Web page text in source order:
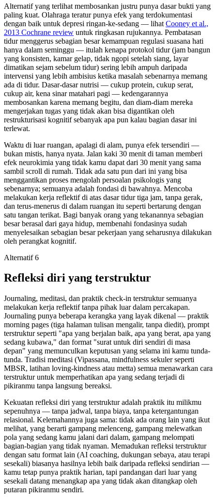
Alternatif yang terlihat membosankan justru punya dasar bukti yang
paling kuat. Olahraga teratur punya efek yang terdokumentasi
dengan baik untuk depresi ringan-ke-sedang — lihat Cooney et al.,
2013 Cochrane review untuk ringkasan rujukannya. Pembatasan
tidur menggerus sebagian besar kemampuan regulasi suasana hati
hanya dalam seminggu — itulah kenapa protokol tidur (jam bangun
yang konsisten, kamar gelap, tidak ngopi setelah siang, layar
dimatikan sejam sebelum tidur) sering lebih ampuh daripada
intervensi yang lebih ambisius ketika masalah sebenarnya memang
ada di tidur. Dasar-dasar nutrisi — cukup protein, cukup serat,
cukup air, kena sinar matahari pagi — kedengarannya
membosankan karena memang begitu, dan diam-diam mereka
mengerjakan tugas yang tidak akan bisa digantikan oleh
restrukturisasi kognitif sebanyak apa pun kalau bagian dasar ini
terlewat.
Waktu di luar ruangan, apalagi di alam, punya efek tersendiri —
bukan mistis, hanya nyata. Jalan kaki 30 menit di taman memberi
efek neurokimia yang tidak kamu dapat dari 30 menit yang sama
sambil scroll di rumah. Tidak ada satu pun dari ini yang bisa
menggantikan proses mengolah persoalan psikologis yang
sebenarnya; semuanya adalah fondasi di bawahnya. Mencoba
melakukan kerja reflektif di atas dasar tidur tiga jam, tanpa gerak,
dan terus-menerus di dalam ruangan itu seperti bertarung dengan
satu tangan terikat. Bagi banyak orang yang tekanannya sebagian
besar berasal dari gaya hidup, membenahi fondasinya sudah
menyelesaikan sebagian besar pekerjaan yang seharusnya dilakukan
oleh perangkat kognitif.
Alternatif 6
Refleksi diri yang terstruktur
Journaling, meditasi, dan praktik check-in terstruktur semuanya
melakukan kerja reflektif tanpa pihak luar dalam percakapan.
Journaling punya beberapa kerangka yang layak dikenal — praktik
morning pages (tiga halaman tulisan mengalir, tanpa diedit), prompt
terstruktur seperti "apa yang berjalan baik, apa yang berat, apa yang
sedang kubawa," dan format "surat untuk diri sendiri di masa
depan" yang memunculkan keputusan yang selama ini kamu tunda-
tunda. Tradisi meditasi (Vipassana, mindfulness sekuler seperti
MBSR, latihan loving-kindness atau metta) semua menawarkan cara
terstruktur untuk memperhatikan apa yang sedang terjadi di
pikiranmu tanpa langsung bereaksi.
Kekuatan refleksi diri yang terstruktur adalah praktik itu milikmu
sepenuhnya — tanpa jadwal, tanpa biaya, tanpa ketergantungan
relasional. Kelemahannya juga sama: tidak ada orang lain yang ikut
melihat, yang berarti gampang melenceng, gampang melewatkan
pola yang sedang kamu jalani dari dalam, gampang melompati
bagian-bagian yang tidak nyaman. Memadukan refleksi terstruktur
dengan satu format lain (AI coaching, dukungan sebaya, atau terapi
sesekali) biasanya hasilnya lebih baik daripada refleksi sendirian —
kamu tetap punya praktik harian, tapi pandangan dari luar yang
sesekali datang menangkap apa yang tidak akan ditangkap oleh
putaran pikiranmu sendiri.